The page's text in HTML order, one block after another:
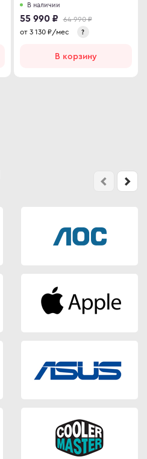
В наличии
55 990 ₽
64 990 ₽
от 3 130₽/мес ?
В корзину